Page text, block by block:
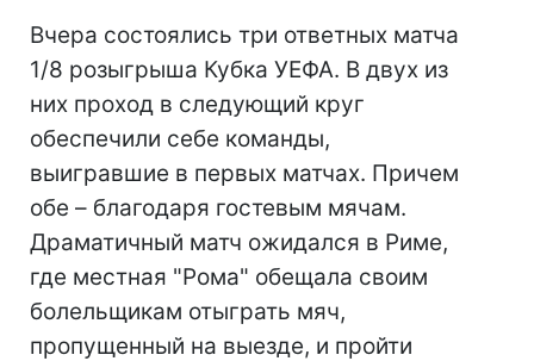
Вчера состоялись три ответных матча
1/8 розыгрыша Кубка УЕФА. В двух из
них проход в следующий круг
обеспечили себе команды,
выигравшие в первых матчах. Причем
обе – благодаря гостевым мячам.
Драматичный матч ожидался в Риме,
где местная "Рома" обещала своим
болельщикам отыграть мяч,
пропущенный на выезде, и пройти